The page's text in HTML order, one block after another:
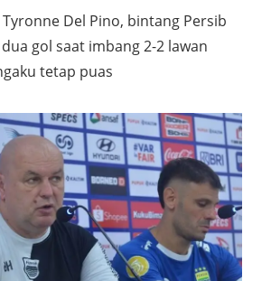
Tyronne Del Pino, bintang Persib
gol saat imbang 2-2 lawan
tetap puas